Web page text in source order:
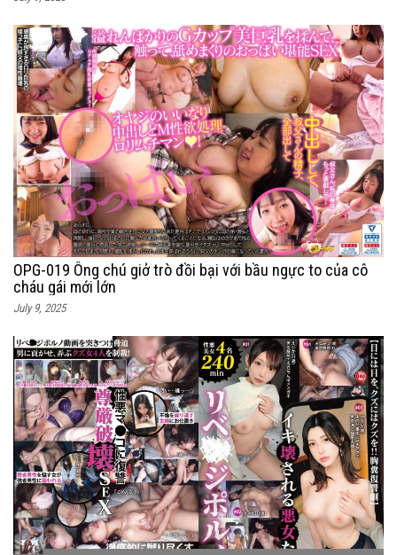
OPG-019 Ông chú giở trò đồi bại với bầu ngực to của cô
cháu gái mới lớn
July 9, 2025